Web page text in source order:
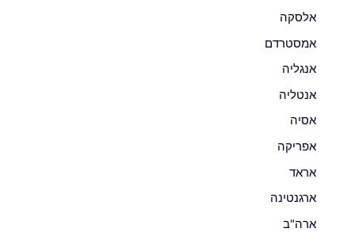
אלסקה
אמסטרדם
אנגליה
אנטליה
אסיה
אפריקה
אראד
ארגנטינה
ארה"ב